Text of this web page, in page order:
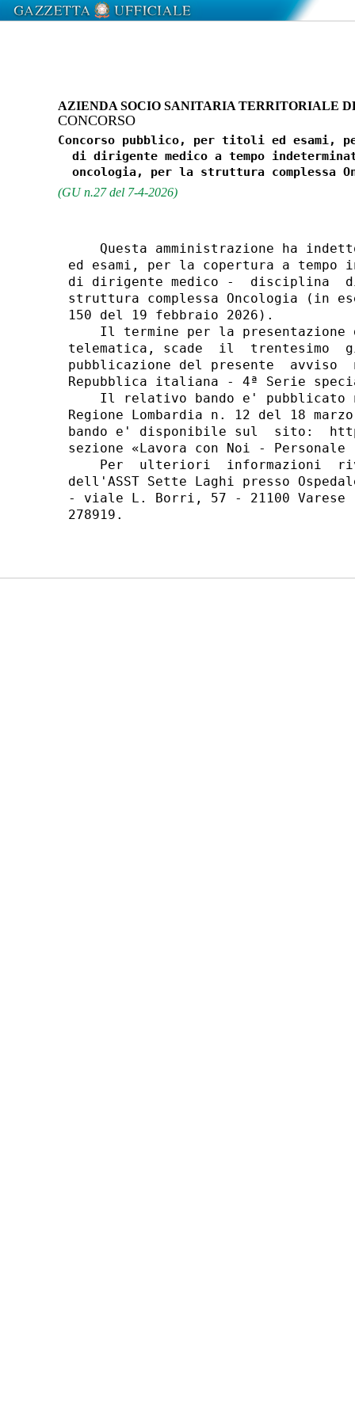
AZIENDA SOCIO SANITARIA TERRITORIALE
CONCORSO
Concorso pubblico, per titoli ed esami,
di dirigente medico a tempo
(GU n.27 del 7-4-2026)
Questa amministrazione ha
ed esami, per la copertura a
di dirigente medico -  disciplina
struttura complessa Oncologia (in
150 del 19 febbraio 2026).
Il termine per la presentazione
telematica, scade  il  trentesimo
pubblicazione del presente
Repubblica italiana - 4ª Serie
Il relativo bando e' pubblicato
Regione Lombardia n. 12 del 18
bando e' disponibile sul  sito:
sezione «Lavora con Noi -
Per  ulteriori  informazioni
dell'ASST Sette Laghi presso
- viale L. Borri, 57 - 21100 Varese
278919.